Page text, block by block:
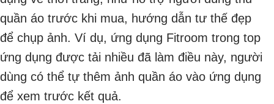
quần áo trước khi mua, hướng dẫn tư thế đẹp
để chụp ảnh. Ví dụ, ứng dụng Fitroom trong top
ứng dụng được tải nhiều đã làm điều này, người
dùng có thể tự thêm ảnh quần áo vào ứng dụng
để xem trước kết quả.